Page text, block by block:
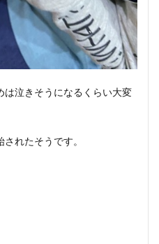
は泣きそうになるくらい大変
れたそうです。